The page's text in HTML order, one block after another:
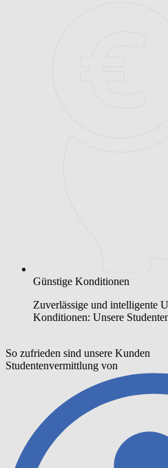
Günstige Konditionen
Zuverlässige und intelligente
Konditionen: Unsere
So zufrieden sind unsere Kunden
Studentenvermittlung von